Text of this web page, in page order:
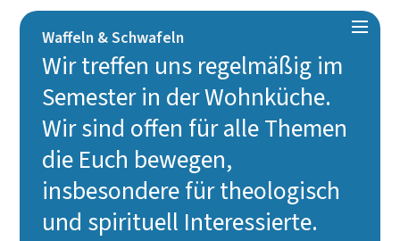
Waffeln & Schwafeln:
Wir treffen uns regelmäßig im
Semester in der Wohnküche.
Wir sind offen für alle Themen
die Euch bewegen,
insbesondere für theologisch
und spirituell Interessierte.